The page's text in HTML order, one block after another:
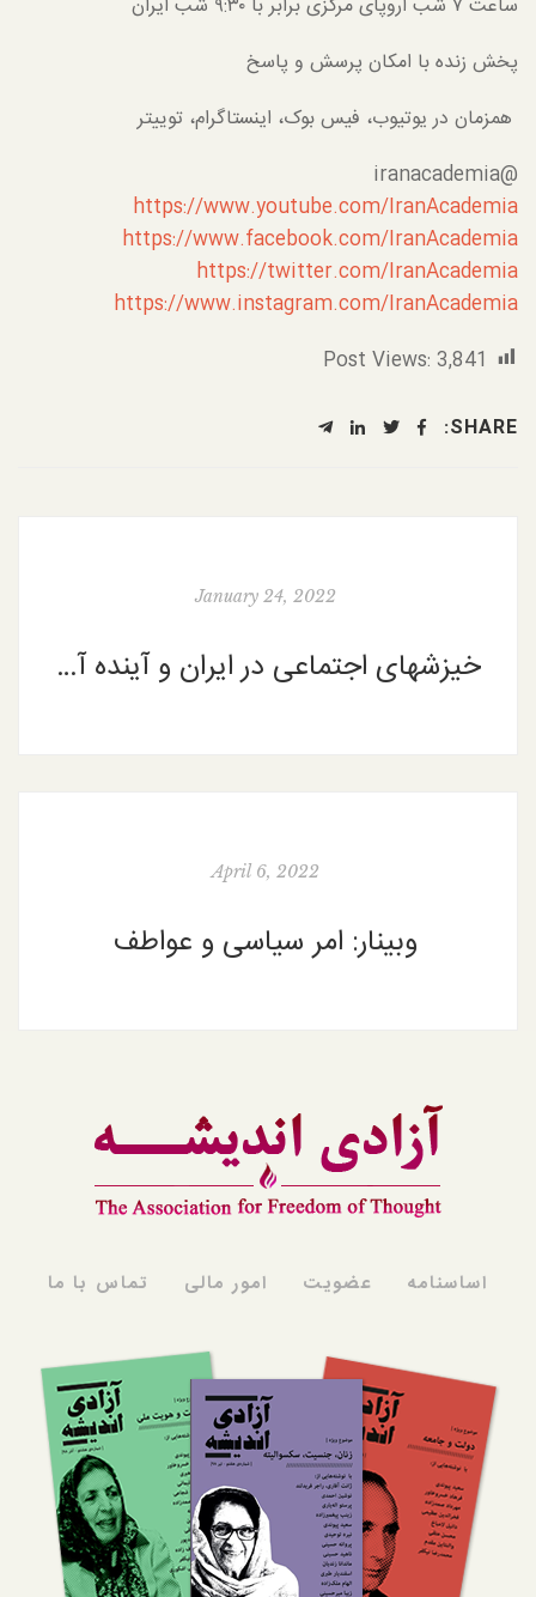
پخش زنده با امکان پرسش و پاسخ
همزمان در یوتیوب، فیس بوک، اینستاگرام، توییتر
@iranacademia
https://www.youtube.com/IranAcademia
https://www.facebook.com/IranAcademia
https://twitter.com/IranAcademia
https://www.instagram.com/IranAcademia
Post Views: 3,841
SHARE:
January 24, 2022
خیزشهای اجتماعی در ایران و آینده آنها
April 6, 2022
وبینار: امر سیاسی و عواطف
اساسنامه عضویت امور مالی تماس با ما